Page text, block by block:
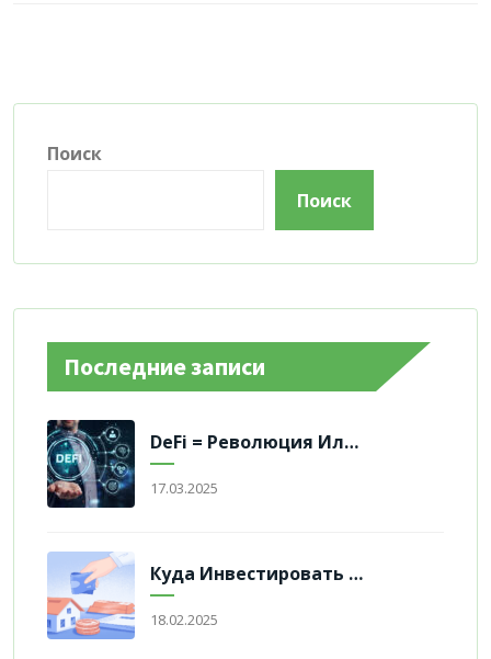
Поиск
Поиск
Последние записи
DeFi = Революция Или Эволюция Финансовых Систем?
17.03.2025
Куда Инвестировать В 2025-М Году?
18.02.2025